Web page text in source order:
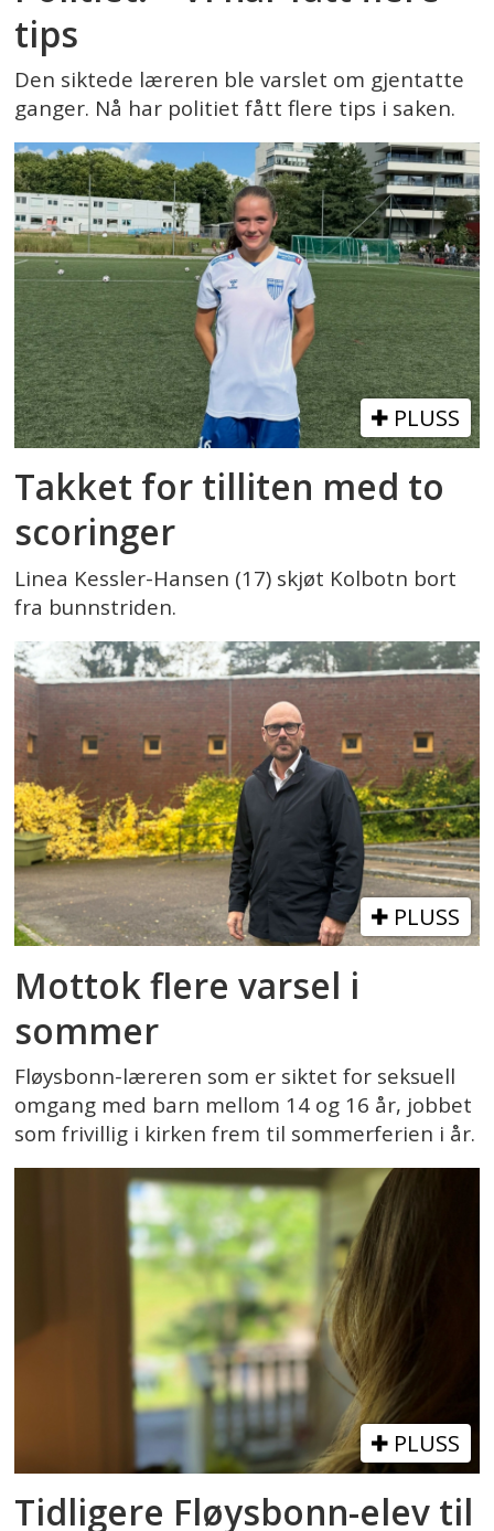
tips
Den siktede læreren ble varslet om gjentatte
ganger. Nå har politiet fått flere tips i saken.
PLUSS
Takket for tilliten med to
scoringer
Linea Kessler-Hansen (17) skjøt Kolbotn bort
fra bunnstriden.
PLUSS
Mottok flere varsel i
sommer
Fløysbonn-læreren som er siktet for seksuell
omgang med barn mellom 14 og 16 år, jobbet
som frivillig i kirken frem til sommerferien i år.
PLUSS
Tidligere Fløysbonn-elev til